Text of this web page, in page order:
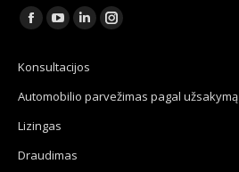
Find us on:
Facebook
opens
in
new
YouTube
opens
in
new
Linkedin
opens
in
Instagram
in
Konsultacijos
Automobilio parvežimas pagal užsakymą
Lizingas
Draudimas